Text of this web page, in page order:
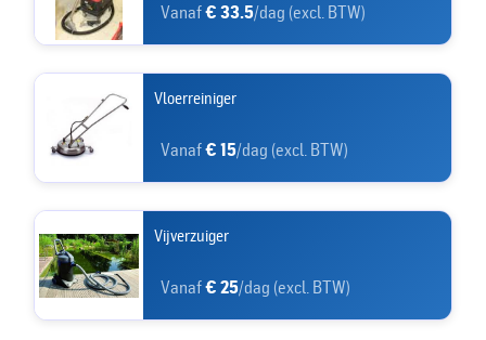
Vanaf€ 33.5/dag (excl. BTW)
Vloerreiniger
Vanaf€ 15/dag (excl. BTW)
Vijverzuiger
Vanaf€ 25/dag (excl. BTW)